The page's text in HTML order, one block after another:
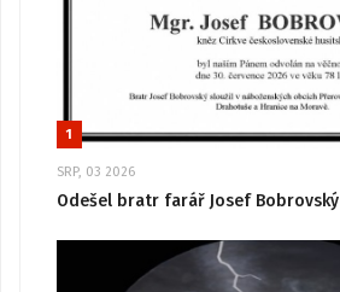
1
SRP, 03 2026
Odešel bratr farář Josef Bobrovský